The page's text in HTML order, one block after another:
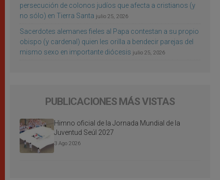
persecución de colonos judíos que afecta a cristianos (y
no sólo) en Tierra Santa julio 25, 2026
Sacerdotes alemanes fieles al Papa contestan a su propio
obispo (y cardenal) quien les orilla a bendecir parejas del
mismo sexo en importante diócesis julio 25, 2026
PUBLICACIONES MÁS VISTAS
Himno oficial de la Jornada Mundial de la
Juventud Seúl 2027
3 Ago 2026